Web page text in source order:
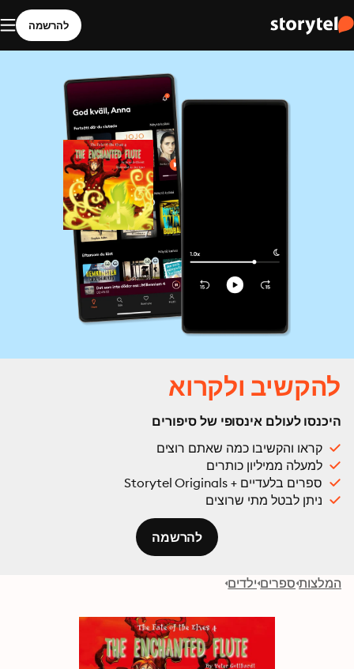
להרשמה
להקשיב ולקרוא
היכנסו לעולם אינסופי של סיפורים
קראו והקשיבו כמה שאתם רוצים
למעלה ממיליון כותרים
ספרים בלעדיים + Storytel Originals
ניתן לבטל מתי שרוצים
להרשמה
המלצות ספרים ילדים